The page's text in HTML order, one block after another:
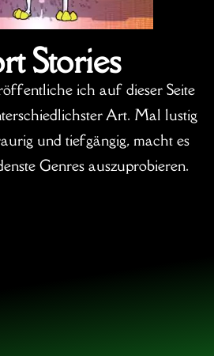
Stories
ich auf dieser Seite
Art. Mal lustig
und tiefgängig, macht es
Genres auszuprobieren.